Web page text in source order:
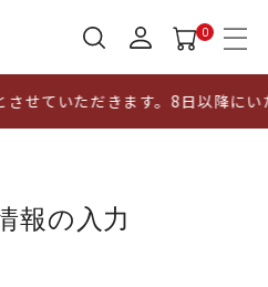
0
ていただきます。8日以降に
報の入力